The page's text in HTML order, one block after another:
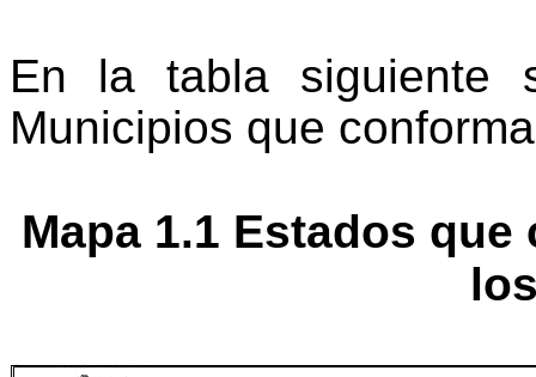
En la tabla siguiente
Municipios que
Mapa 1.1 Estados